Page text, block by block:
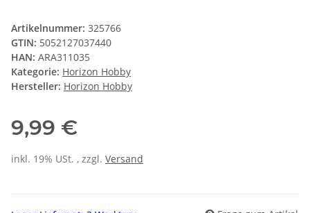
Artikelnummer: 325766
GTIN: 5052127037440
HAN: ARA311035
Kategorie: Horizon Hobby
Hersteller: Horizon Hobby
9,99 €
inkl. 19% USt. , zzgl. Versand